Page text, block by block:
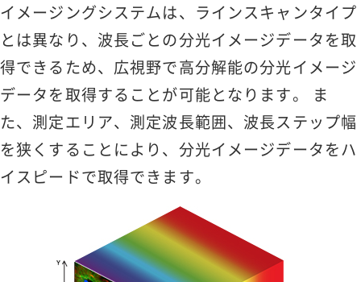
イメージングシステムは、ラインスキャンタイプ
とは異なり、波長ごとの分光イメージデータを取
得できるため、広視野で高分解能の分光イメージ
データを取得することが可能となります。 ま
た、測定エリア、測定波長範囲、波長ステップ幅
を狭くすることにより、分光イメージデータをハ
イスピードで取得できます。